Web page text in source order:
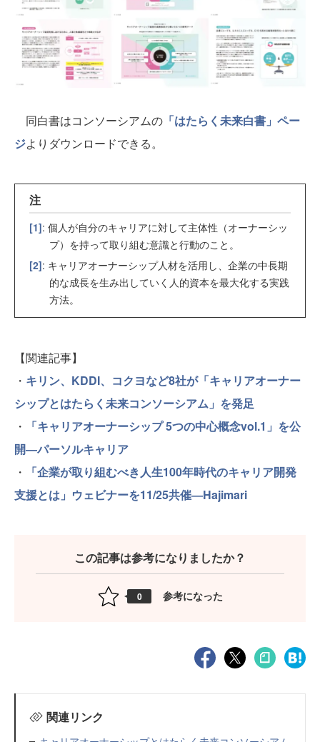
同白書はコンソーシアムの 「はたらく未来白書」ペー
ジよりダウンロードできる。
注
[1]: 個人が自分のキャリアに対して主体性（オーナーシッ
プ）を持って取り組む意識と行動のこと。
[2]: キャリアオーナーシップ人材を活用し、企業の中長期
的な成長を生み出していく人的資本を最大化する実践
方法。
【関連記事】
・ キリン、KDDI、コクヨなど8社が「キャリアオーナー
シップとはたらく未来コンソーシアム」を発足
・
「キャリアオーナーシップ 5つの中心概念vol.1」を公
開―パーソルキャリア
・
「企業が取り組むべき人生100年時代のキャリア開発
支援とは」ウェビナーを11/25共催―Hajimari
この記事は参考になりましたか？
0 参考になった
関連リンク